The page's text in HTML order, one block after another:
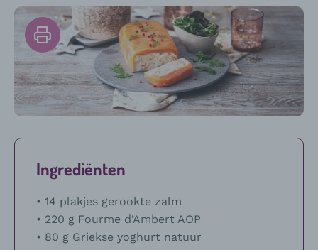
Print
het
recept
Ingrediënten
• 14 plakjes gerookte zalm
• 220 g Fourme d’Ambert AOP
• 80 g Griekse yoghurt natuur